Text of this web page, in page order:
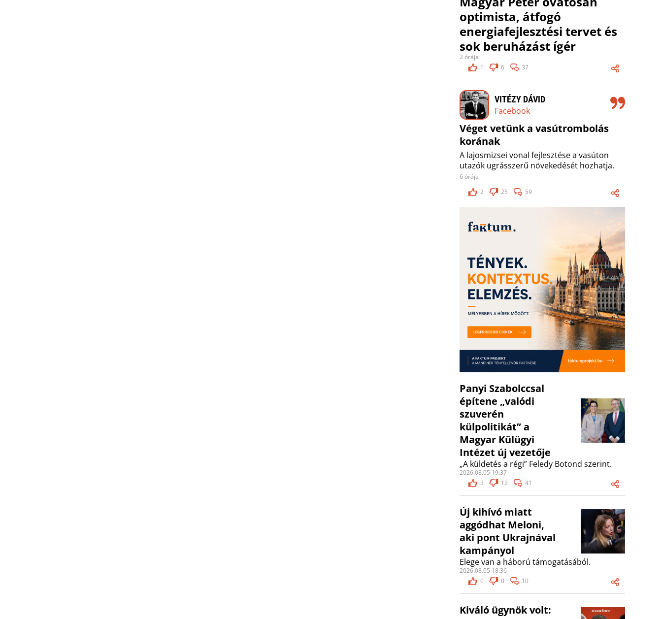
optimista, átfogó
energiafejlesztési tervet és
sok beruházást ígér
2 órája
1
6 37
VITÉZY DÁVID
Facebook
Véget vetünk a vasútrombolás
korának
A lajosmizsei vonal fejlesztése a vasúton
utazók ugrásszerű növekedését hozhatja.
6 órája
2
25 59
Panyi Szabolccsal
építene „valódi
szuverén
külpolitikát” a
Magyar Külügyi
Intézet új vezetője
„A küldetés a régi” Feledy Botond szerint.
2026.08.05 19:37
3
12 41
Új kihívó miatt
aggódhat Meloni,
aki pont Ukrajnával
kampányol
Elege van a háború támogatásából.
2026.08.05 18:36
0
0 10
Kiváló ügynök volt: